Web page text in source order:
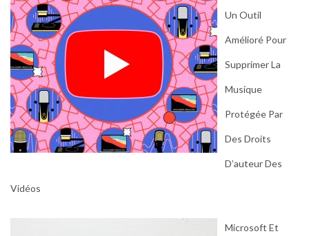
Un Outil
Amélioré Pour
Supprimer La
Musique
Protégée Par
Des Droits
D’auteur Des
Vidéos
Microsoft Et